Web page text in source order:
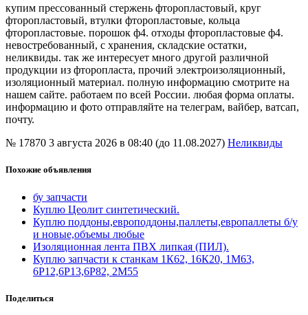
купим прессованный стержень фторопластовый, круг
фторопластовый, втулки фторопластовые, кольца
фторопластовые. порошок ф4. отходы фторопластовые ф4.
невостребованный, с хранения, складские остатки,
неликвиды. так же интересует много другой различной
продукции из фторопласта, прочий электроизоляционный,
изоляционный материал. полную информацию смотрите на
нашем сайте. работаем по всей России. любая форма оплаты.
информацию и фото отправляйте на телеграм, вайбер, ватсап,
почту.
№ 17870 3 августа 2026 в 08:40 (до 11.08.2027) Неликвиды
Похожие объявления
бу запчасти
Куплю Цеолит синтетический.
Куплю поддоны,европоддоны,паллеты,европаллеты б/у
и новые,объемы любые
Изоляционная лента ПВХ липкая (ПИЛ).
Куплю запчасти к станкам 1К62, 16К20, 1М63,
6Р12,6Р13,6Р82, 2М55
Поделиться